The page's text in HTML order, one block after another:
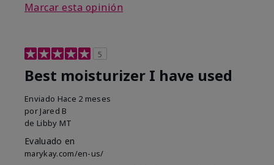
Marcar esta opinión
5
Best moisturizer I have used
Enviado Hace 2 meses
por Jared B
de Libby MT
Evaluado en
marykay.com/en-us/